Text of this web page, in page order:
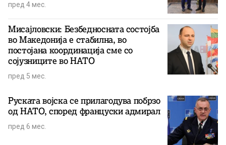
пред 4 мес.
Мисајловски: Безбедносната состојба
во Македонија е стабилна, во
постојана координација сме со
сојузниците во НАТО
пред 5 мес.
Руската војска се прилагодува побрзо
од НАТО, според француски адмирал
пред 6 мес.